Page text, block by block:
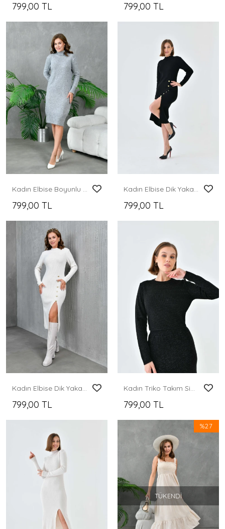
799,00 TL 799,00 TL
Kadın Elbise Boyunlu Diz Altı Örme Elbise Gri - 227067
799,00 TL
Kadın Elbise Dik Yaka Yırtmaçlı Eteği Düğmeli Elbise Siyah - 10581
799,00 TL
Kadın Elbise Dik Yaka Yırtmaçlı Eteği Düğmeli Elbise Kemik - 10581
799,00 TL
Kadın Triko Takım Simli Triko Takım Siyah - 10579
799,00 TL
TÜKENDI
%27